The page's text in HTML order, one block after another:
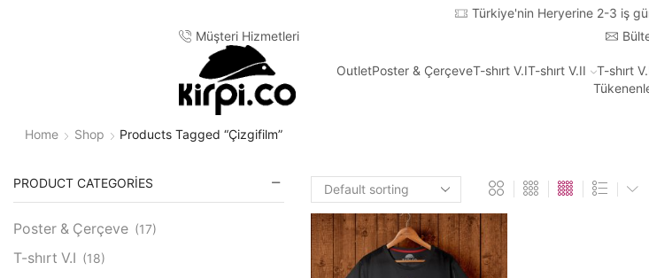
Türkiye'nin Heryerine 2-3 iş
Müşteri Hizmetleri
OutletPoster & ÇerçeveT-shırt V.IT-shırt V.II
T-shırt
Home Shop Products Tagged “çizgifilm”
PRODUCT CATEGORIES
Poster & Çerçeve (17)
T-shırt V.I (18)